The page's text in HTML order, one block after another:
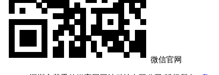
微信官网